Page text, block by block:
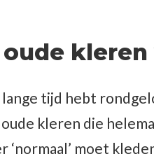
oude
lange tijd hebt
kleren die
‘normaal’ moet